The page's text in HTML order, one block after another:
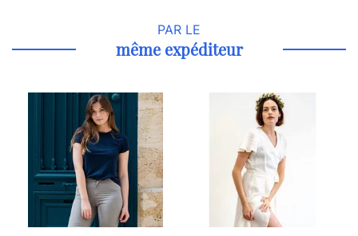
PAR LE
même expéditeur